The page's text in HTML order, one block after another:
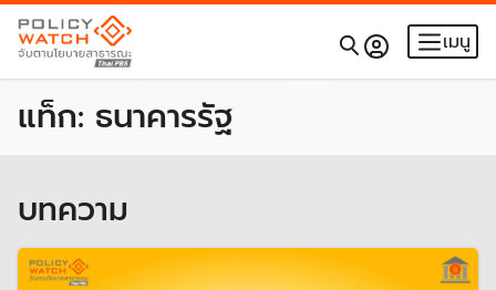
เมนู
แท็ก: ธนาคารรัฐ
บทความ